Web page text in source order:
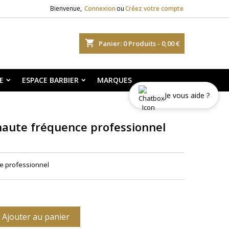
Bienvenue, Connexion ouCréez votre compte
shopping_cart Panier: 0Produits - 0,00 €
ESPACE BARBIER MARQUES
fréquence professionnel
professionnel
Ajouter au panier
Je vous aide ?